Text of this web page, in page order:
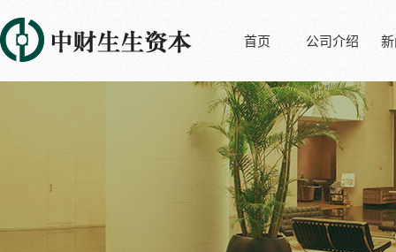
首页 公司介绍